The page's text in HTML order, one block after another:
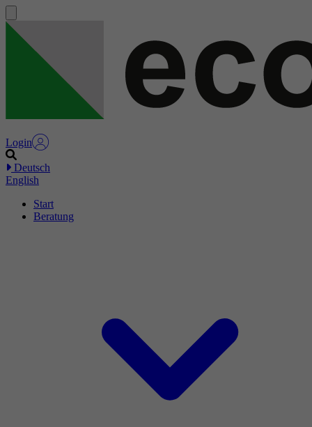
Login
Deutsch
English
Start
Beratung